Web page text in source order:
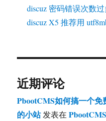
discuz 密码错误次数
discuz X5 推荐用
近期评论
PbootCMS如何搞一个
的小站发表在